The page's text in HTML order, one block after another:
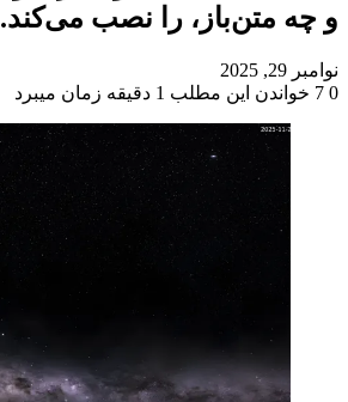
و چه متن‌باز، را نصب می‌کند.
نوامبر 29, 2025
0
خواندن این مطلب 1 دقیقه زمان میبرد